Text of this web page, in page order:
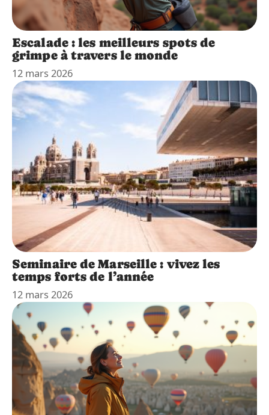
Escalade : les meilleurs spots de
grimpe à travers le monde
12 mars 2026
Seminaire de Marseille : vivez les
temps forts de l’année
12 mars 2026